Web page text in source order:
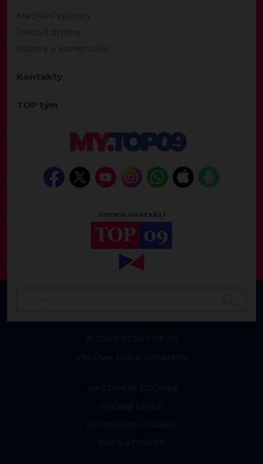
Mediální výstupy
Tiskové zprávy
Názory a komentáře
Kontakty
TOP tým